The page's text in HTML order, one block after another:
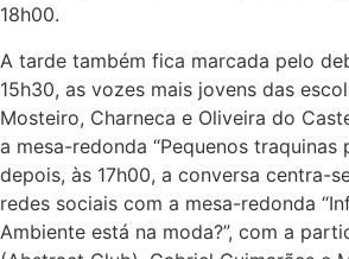
18h00.
A tarde também fica marcada pelo
15h30, as vozes mais jovens das
Mosteiro, Charneca e Oliveira do
a mesa-redonda “Pequenos traquinas
depois, às 17h00, a conversa centra-
redes sociais com a mesa-redonda
Ambiente está na moda?”, com a